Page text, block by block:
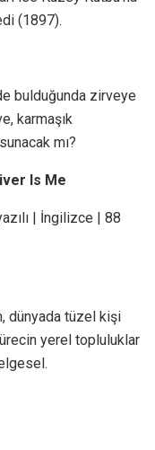
(1897).
bulduğunda zirveye
karmaşık
mı?
Is Me
| İngilizce | 88
dünyada tüzel kişi
yerel topluluklar